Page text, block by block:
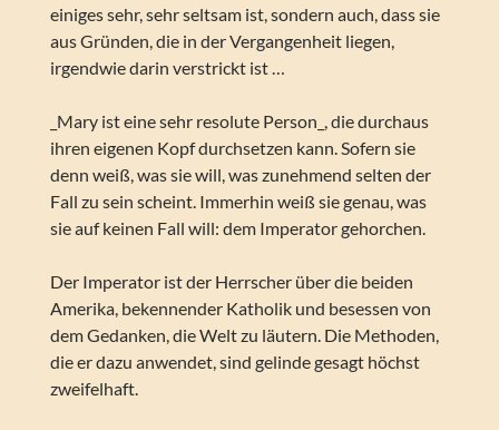
einiges sehr, sehr seltsam ist, sondern auch, dass sie
aus Gründen, die in der Vergangenheit liegen,
irgendwie darin verstrickt ist …
_Mary ist eine sehr resolute Person_, die durchaus
ihren eigenen Kopf durchsetzen kann. Sofern sie
denn weiß, was sie will, was zunehmend selten der
Fall zu sein scheint. Immerhin weiß sie genau, was
sie auf keinen Fall will: dem Imperator gehorchen.
Der Imperator ist der Herrscher über die beiden
Amerika, bekennender Katholik und besessen von
dem Gedanken, die Welt zu läutern. Die Methoden,
die er dazu anwendet, sind gelinde gesagt höchst
zweifelhaft.